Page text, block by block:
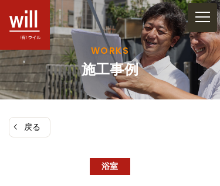
ン
ツ
へ
WORKS
施工事例
戻る
浴室